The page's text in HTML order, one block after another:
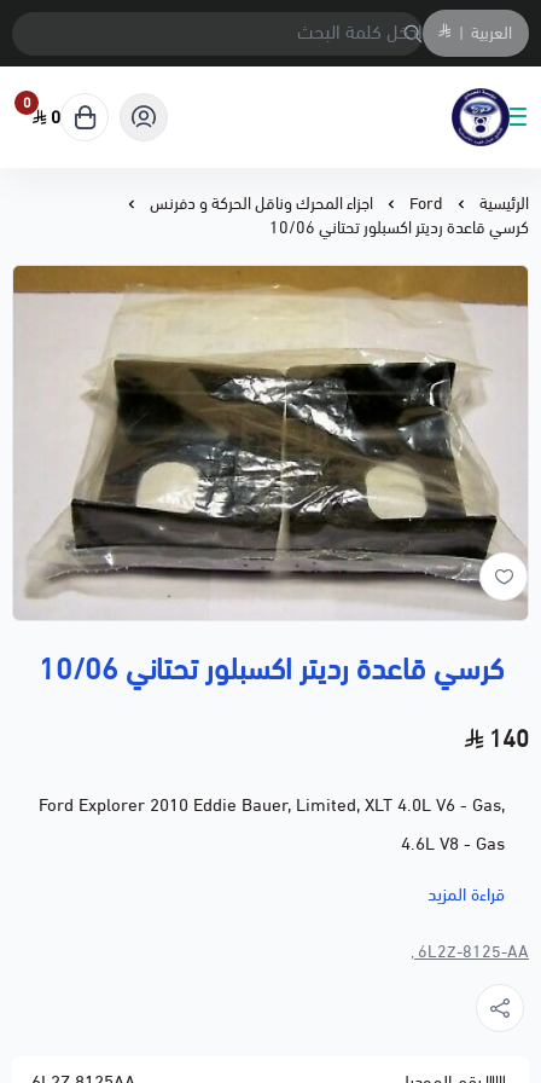
العربية |
متجر المحمادي لقطع السيارات
0
0
الرئيسية Ford
اجزاء المحرك وناقل الحركة و دفرنس
كرسي قاعدة رديتر اكسبلور تحتاني 10/06
كرسي قاعدة رديتر اكسبلور تحتاني 10/06
140
Ford Explorer 2010 Eddie Bauer, Limited, XLT 4.0L V6 - Gas,
4.6L V8 - Gas
Ford Explorer 2009 Eddie Bauer, Limited, XLT 4.0L V6 - Gas,
Ford Explorer 2008 Eddie Bauer, Limited, XLT 4.0L V6 - Gas,
4.6L V8 - Gas
Ford Explorer 2007 Eddie Bauer, Limited, XLT 4.0L V6 - Gas,
4.6L V8 - Gas
قراءة المزيد
6L2Z-8125-AA ,